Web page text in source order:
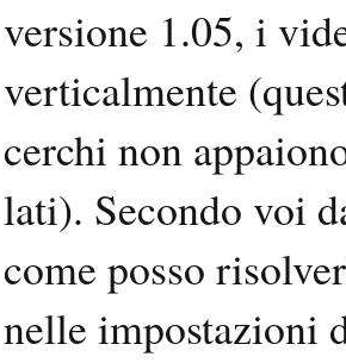
versione 1.05, i
verticalmente
cerchi non
lati). Secondo voi
come posso
nelle impostazioni